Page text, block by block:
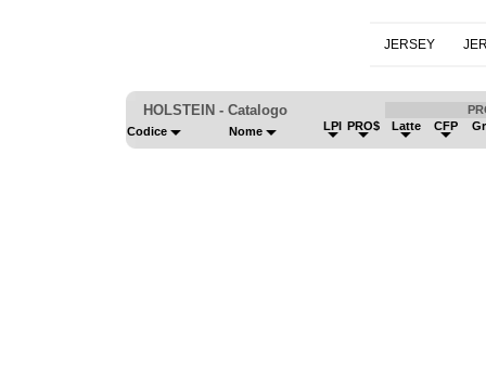
JERSEY
HOLSTEIN - Catalogo
Codice
Nome LPI PRO$ Latte CFP